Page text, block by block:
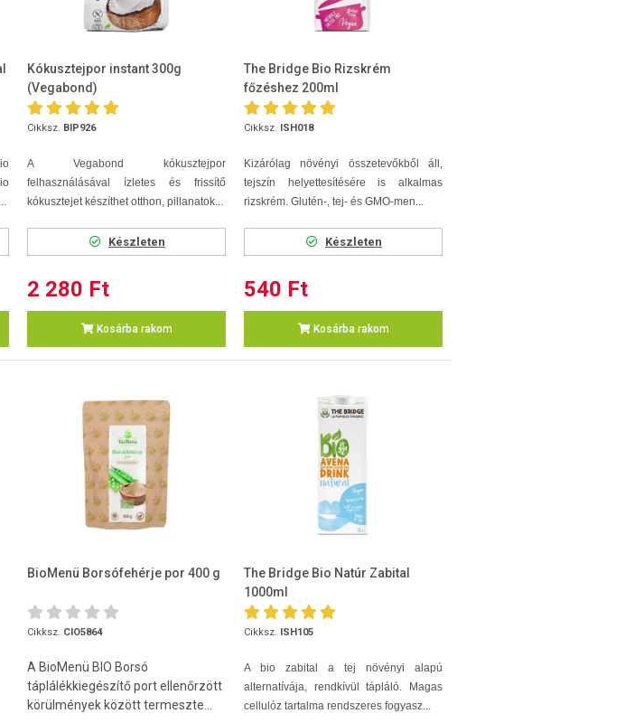
Kókusztejpor instant 300g
(Vegabond)
Cikksz. BIP926
A Vegabond kókusztejpor
felhasználásával ízletes és frissítő
kókusztejet készíthet otthon, pillanatok...
Készleten
2 280 Ft
Kosárba rakom
The Bridge Bio Rizskrém
főzéshez 200ml
Cikksz. ISH018
Kizárólag növényi összetevőkből áll,
tejszín helyettesítésére is alkalmas
rizskrém. Glutén-, tej- és GMO-men...
Készleten
540 Ft
Kosárba rakom
BioMenü Borsófehérje por 400 g
Cikksz. CIO5864
A BioMenü BIO Borsó
táplálékkiegészítő port ellenőrzött
körülmények között termeszte...
The Bridge Bio Natúr Zabital
1000ml
Cikksz. ISH105
A bio zabital a tej növényi alapú
alternatívája, rendkívül tápláló. Magas
cellulóz tartalma rendszeres fogyasz...